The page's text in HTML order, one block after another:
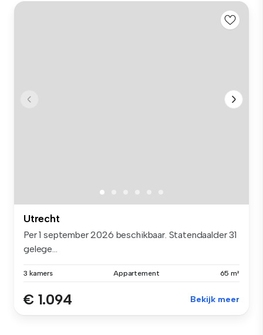
Utrecht
Per 1 september 2026 beschikbaar. Statendaalder 31
gelege...
3 kamers Appartement 65 m²
€ 1.094 Bekijk meer